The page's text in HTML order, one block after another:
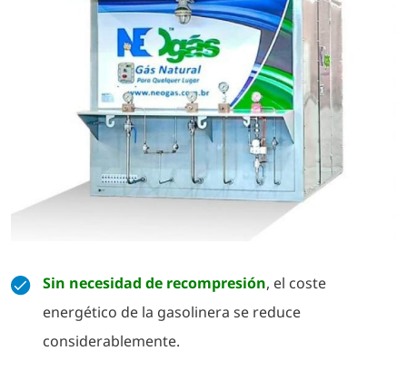
Sin necesidad de recompresión, el coste
energético de la gasolinera se reduce
considerablemente.